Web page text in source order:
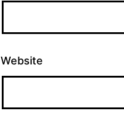
Website